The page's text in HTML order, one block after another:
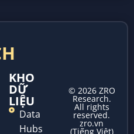
KHO
DỮ
LIỆU
Data
Hubs
© 2026 ZRO
Research.
All rights
reserved.
zro.vn
(Tiếng Việt)